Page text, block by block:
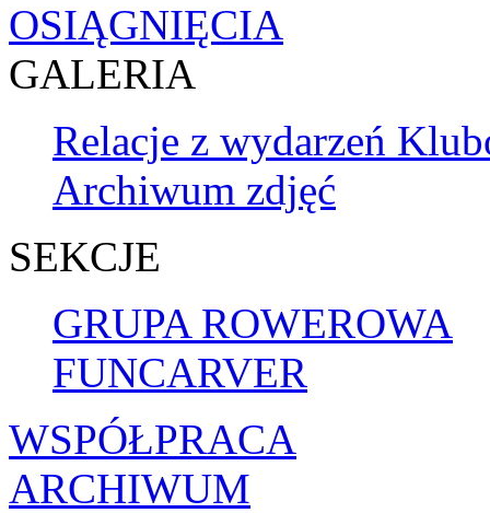
OSIĄGNIĘCIA
GALERIA
Relacje z wydarzeń
Archiwum zdjęć
SEKCJE
GRUPA ROWEROWA
FUNCARVER
WSPÓŁPRACA
ARCHIWUM